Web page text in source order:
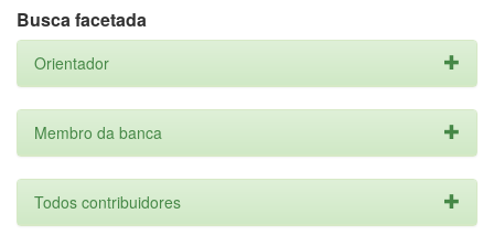
Busca facetada
Orientador
Membro da banca
Todos contribuidores